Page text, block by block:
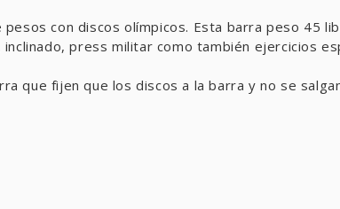
con discos olímpicos. Esta barra peso 45
press militar como también ejercicios
que fijen que los discos a la barra y no se